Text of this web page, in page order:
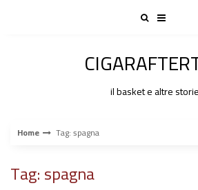
il basket e altre storie
Home Tag: spagna
Tag: spagna